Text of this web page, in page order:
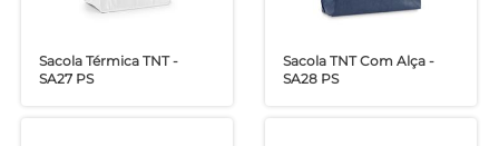
Sacola Térmica TNT -
SA27 PS
Sacola TNT Com Alça -
SA28 PS